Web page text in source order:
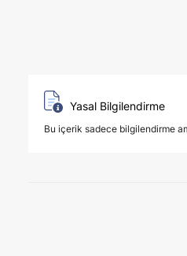
Yasal Bilgilendirme
Bu içerik sadece bilgilendirme